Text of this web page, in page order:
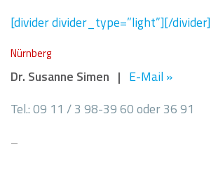
[divider divider_type=”light”][/divider]
Nürnberg
Dr. Susanne Simen | E-Mail »
Tel.: 09 11 / 3 98-39 60 oder 36 91
–